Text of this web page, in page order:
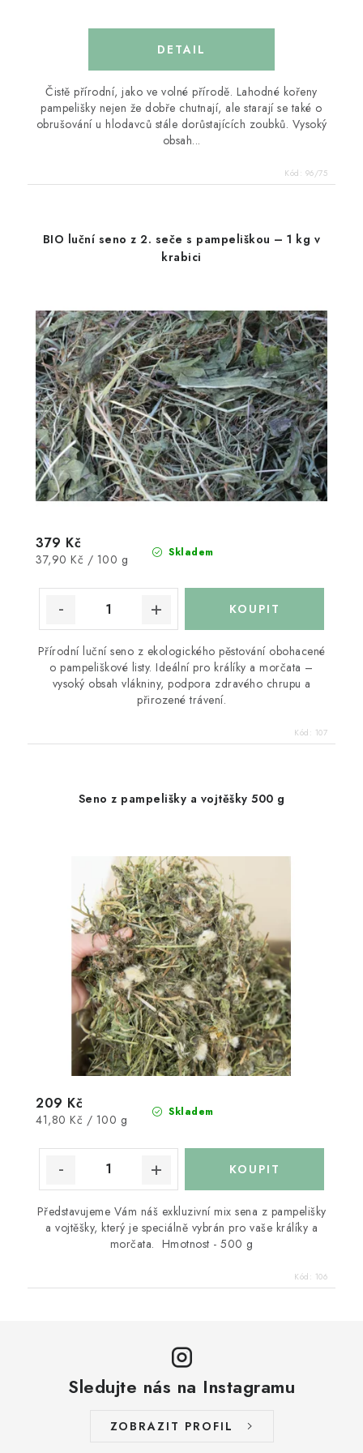
Čistě přírodní, jako ve volné přírodě. Lahodné kořeny
pampelišky nejen že dobře chutnají, ale starají se také o
obrušování u hlodavců stále dorůstajících zoubků. Vysoký
obsah...
Kód: 96/75
BIO luční seno z 2. seče s pampeliškou – 1 kg v
krabici
Skladem
379 Kč
Měrná
37,90 Kč / 100 g
Přírodní luční seno z ekologického pěstování obohacené
o pampeliškové listy. Ideální pro králíky a morčata –
vysoký obsah vlákniny, podpora zdravého chrupu a
přirozené trávení.
Kód: 107
Seno z pampelišky a vojtěšky 500 g
Skladem
209 Kč
Měrná
41,80 Kč / 100 g
Představujeme Vám náš exkluzivní mix sena z pampelišky
a vojtěšky, který je speciálně vybrán pro vaše králíky a
morčata. Hmotnost - 500 g
Kód: 106
Sledujte nás na Instagramu
ZOBRAZIT PROFIL